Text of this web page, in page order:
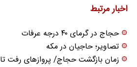
اخبار مرتبط
حجاج در گرمای ۴۰ درجه عرفات
تصاویر؛ حاجیان در مکه
زمان بازگشت حجاج/ پروازهای رفت تا ۴ روز دیگر ادامه دارد